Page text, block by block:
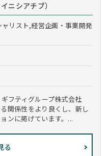
ニシアチブ）
リスト,経営企画・事業開発
フティグループ株式会社
関係性をより良くし、新し
ンに掲げています。...
る